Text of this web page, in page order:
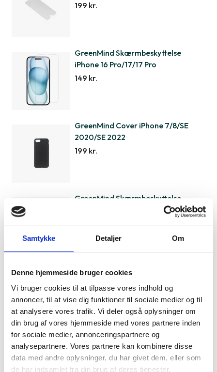
Samtykke Detaljer Om
Denne hjemmeside bruger cookies
Vi bruger cookies til at tilpasse vores indhold og
annoncer, til at vise dig funktioner til sociale medier og til
at analysere vores trafik. Vi deler også oplysninger om
din brug af vores hjemmeside med vores partnere inden
for sociale medier, annonceringspartnere og
analysepartnere. Vores partnere kan kombinere disse
data med andre oplysninger, du har givet dem, eller som
de har indsamlet fra din brug af deres tjenester.
199 kr.
GreenMind Skærmbeskyttelse
iPhone 16 Pro/17/17 Pro
149 kr.
GreenMind Cover iPhone 7/8/SE
2020/SE 2022
199 kr.
GreenMind Skærmbeskyttelse
149 kr.
GreenMind Skærmbeskyttelse
149 kr.
GreenMind Cover iPhone 15 Pro Max
199 kr.